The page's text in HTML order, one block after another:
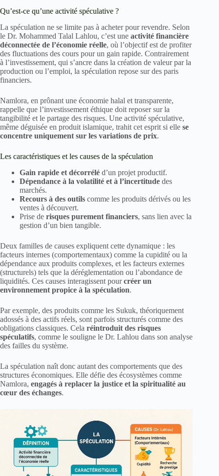
Qu’est-ce qu’une activité spéculative ?
La spéculation ne se limite pas à acheter pour revendre. Selon
le Dr. Mohammed Talal Lahlou, c’est une activité financière
déconnectée de l’économie réelle, où l’objectif est de profiter
des fluctuations des cours pour un gain rapide. Contrairement
à l’investissement, qui s’ancre dans la création de valeur par la
production ou l’emploi, la spéculation repose sur des paris
financiers.
Namlora, en prônant une économie halal et transparente,
rappelle que l’investissement éthique doit reposer sur la
tangibilité et le partage des risques. Une activité spéculative,
même déguisée en produit islamique, trahit cet esprit si elle se
concentre uniquement sur les variations de prix.
Les caractéristiques et les causes de la spéculation
Gain rapide et décorrélé d’un projet productif.
Dépendance à la volatilité et à l’incertitude des
marchés.
Recours à des outils comme les produits dérivés ou les
ventes à découvert.
Prise de risques purement financiers, sans lien avec la
gestion d’un bien tangible.
Deux familles de causes expliquent cette dynamique : les
facteurs internes (comportementaux) comme la cupidité ou la
dépendance aux produits complexes, et les facteurs externes
(structurels) tels que la déréglementation ou l’abondance de
liquidités. Ces causes interagissent pourcréer un
environnement propice à la spéculation.
Par exemple, des produits comme les Sukuk, théoriquement
adossés à des actifs réels, sont parfois structurés comme des
obligations classiques. Cela réintroduit des risques
spéculatifs, comme le souligne le Dr. Lahlou dans son analyse
des failles du système.
La spéculation naît donc autant des comportements que des
structures économiques. Elle défie des écosystèmes comme
Namlora, engagés à replacer la justice et la spiritualité au
cœur des échanges.